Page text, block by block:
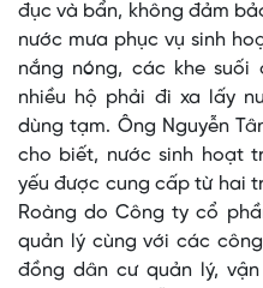
đục và bẩn, không đảm
nước mưa phục vụ sinh
nắng nóng, các khe suối
nhiều hộ phải đi xa lấy
dùng tạm. Ông Nguyễn
cho biết, nước sinh hoạt
yếu được cung cấp từ hai
Roàng do Công ty cổ
quản lý cùng với các
đồng dân cư quản lý,